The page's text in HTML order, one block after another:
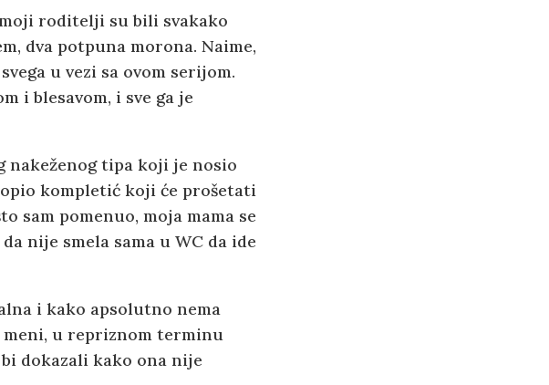
roditelji su bili svakako
dva potpuna morona. Naime,
u vezi sa ovom serijom.
i blesavom, i sve ga je
nakeženog tipa koji je nosio
kompletić koji će prošetati
sam pomenuo, moja mama se
nije smela sama u WC da ide
i kako apsolutno nema
meni, u repriznom terminu
dokazali kako ona nije